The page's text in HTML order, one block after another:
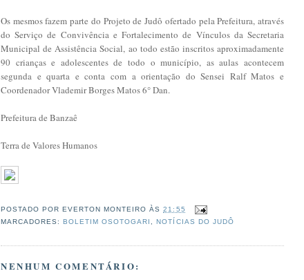
Os mesmos fazem parte do Projeto de Judô ofertado pela Prefeitura, através
do Serviço de Convivência e Fortalecimento de Vínculos da Secretaria
Municipal de Assistência Social, ao todo estão inscritos aproximadamente
90 crianças e adolescentes de todo o município, as aulas acontecem
segunda e quarta e conta com a orientação do Sensei Ralf Matos e
Coordenador Vlademir Borges Matos 6° Dan.
Prefeitura de Banzaê
Terra de Valores Humanos
POSTADO POR EVERTON MONTEIRO ÀS21:55
MARCADORES:BOLETIM OSOTOGARI ,NOTÍCIAS DO JUDÔ
NENHUM COMENTÁRIO: